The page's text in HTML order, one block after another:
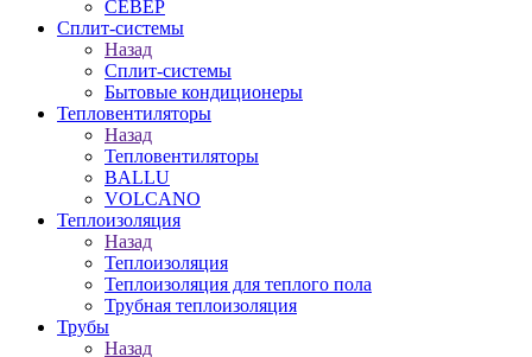
СЕВЕР
Сплит-системы
Назад
Сплит-системы
Бытовые кондиционеры
Тепловентиляторы
Назад
Тепловентиляторы
BALLU
VOLCANO
Теплоизоляция
Назад
Теплоизоляция
Теплоизоляция для теплого пола
Трубная теплоизоляция
Трубы
Назад